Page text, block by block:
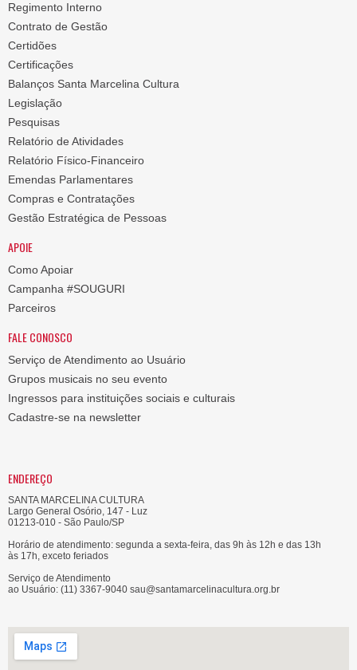
Regimento Interno
Contrato de Gestão
Certidões
Certificações
Balanços Santa Marcelina Cultura
Legislação
Pesquisas
Relatório de Atividades
Relatório Físico-Financeiro
Emendas Parlamentares
Compras e Contratações
Gestão Estratégica de Pessoas
APOIE
Como Apoiar
Campanha #SOUGURI
Parceiros
FALE CONOSCO
Serviço de Atendimento ao Usuário
Grupos musicais no seu evento
Ingressos para instituições sociais e culturais
Cadastre-se na newsletter
ENDEREÇO
SANTA MARCELINA CULTURA
Largo General Osório, 147 - Luz
01213-010 - São Paulo/SP
Horário de atendimento: segunda a sexta-feira, das 9h às 12h e das 13h
às 17h, exceto feriados
Serviço de Atendimento
ao Usuário: (11) 3367-9040 sau@santamarcelinacultura.org.br